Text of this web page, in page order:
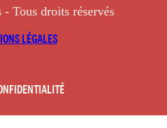
Tous droits réservés
LÉGALES